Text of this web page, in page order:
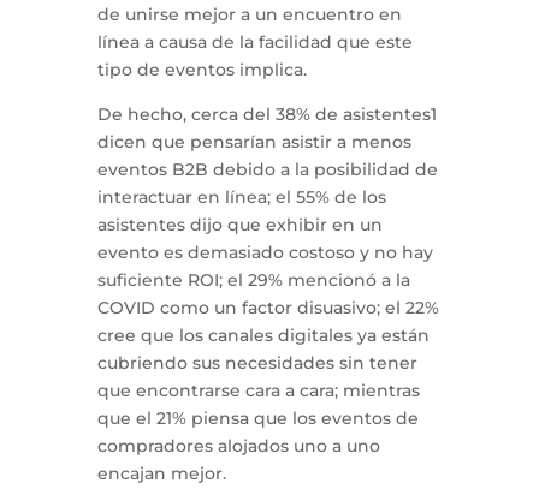
de unirse mejor a un encuentro en
línea a causa de la facilidad que este
tipo de eventos implica.
De hecho, cerca del 38% de asistentes1
dicen que pensarían asistir a menos
eventos B2B debido a la posibilidad de
interactuar en línea; el 55% de los
asistentes dijo que exhibir en un
evento es demasiado costoso y no hay
suficiente ROI; el 29% mencionó a la
COVID como un factor disuasivo; el 22%
cree que los canales digitales ya están
cubriendo sus necesidades sin tener
que encontrarse cara a cara; mientras
que el 21% piensa que los eventos de
compradores alojados uno a uno
encajan mejor.